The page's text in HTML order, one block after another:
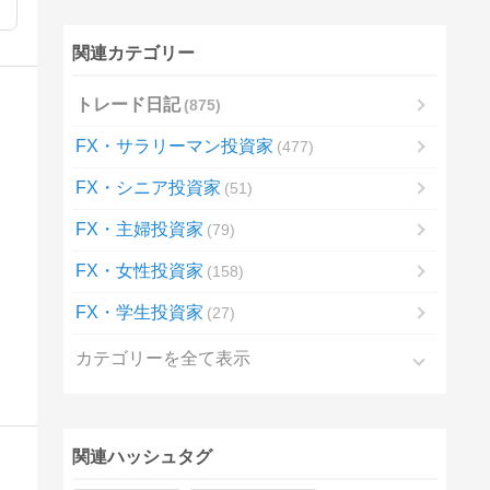
関連カテゴリー
トレード日記 875
FX・サラリーマン投資家 477
FX・シニア投資家 51
FX・主婦投資家 79
FX・女性投資家 158
FX・学生投資家 27
カテゴリーを全て表示
関連ハッシュタグ